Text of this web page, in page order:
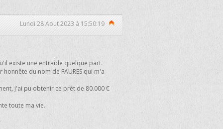
Lundi 28 Aout 2023 à 15:50:19
existe une entraide quelque part.
du nom de FAURES qui m'a
j'ai pu obtenir ce prêt de 80.000 €
toute ma vie.